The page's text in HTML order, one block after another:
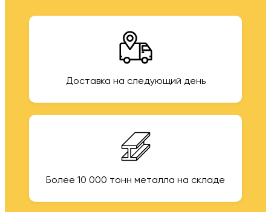
Доставка на следующий день
Более 10 000 тонн металла на складе